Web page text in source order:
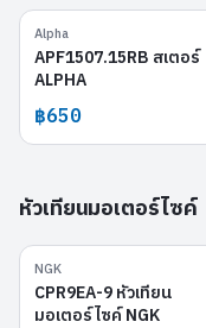
Alpha
APF1507.15RB สเตอร์
ALPHA
฿650
หัวเทียนมอเตอร์ไซค์
NGK
CPR9EA-9 หัวเทียน
มอเตอร์ไซค์ NGK